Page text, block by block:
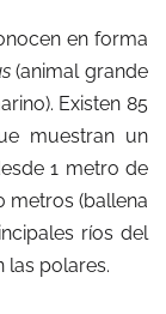
en forma
(animal grande
Existen 85
muestran un
1 metro de
metros (ballena
ríos del
las polares.